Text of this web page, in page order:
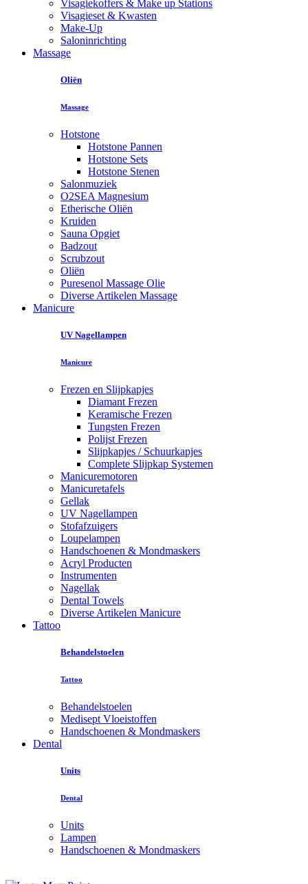
Visagiekoffers & Make up Stations
Visagieset & Kwasten
Make-Up
Saloninrichting
Massage
Oliën
Massage
Hotstone
Hotstone Pannen
Hotstone Sets
Hotstone Stenen
Salonmuziek
O2SEA Magnesium
Etherische Oliën
Kruiden
Sauna Opgiet
Badzout
Scrubzout
Oliën
Puresenol Massage Olie
Diverse Artikelen Massage
Manicure
UV Nagellampen
Manicure
Frezen en Slijpkapjes
Diamant Frezen
Keramische Frezen
Tungsten Frezen
Polijst Frezen
Slijpkapjes / Schuurkapjes
Complete Slijpkap Systemen
Manicuremotoren
Manicuretafels
Gellak
UV Nagellampen
Stofafzuigers
Loupelampen
Handschoenen & Mondmaskers
Acryl Producten
Instrumenten
Nagellak
Dental Towels
Diverse Artikelen Manicure
Tattoo
Behandelstoelen
Tattoo
Behandelstoelen
Medisept Vloeistoffen
Handschoenen & Mondmaskers
Dental
Units
Dental
Units
Lampen
Handschoenen & Mondmaskers